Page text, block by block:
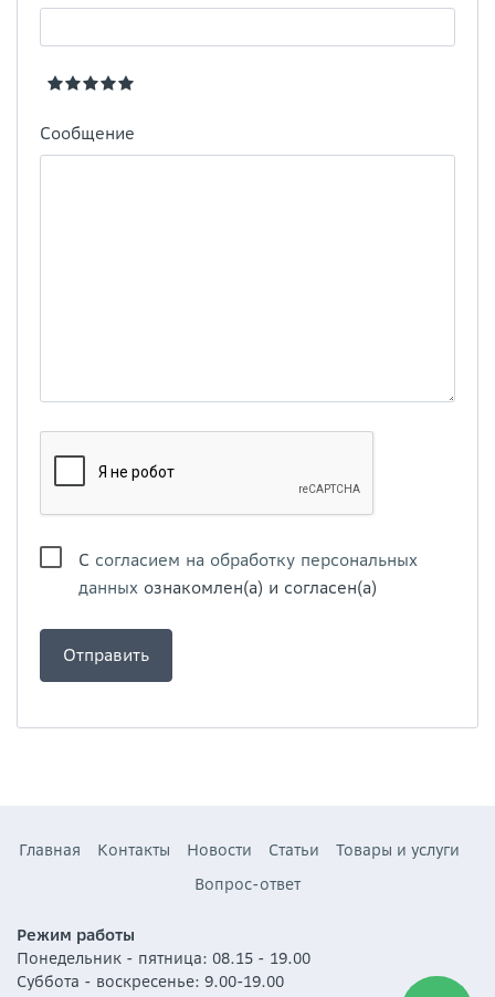
Сообщение
С согласием на обработку персональных
данных ознакомлен(а) и согласен(а)
Главная Контакты Новости Статьи
Товары и услуги
Вопрос-ответ
Режим работы
Понедельник - пятница: 08.15 - 19.00
Суббота - воскресенье: 9.00-19.00